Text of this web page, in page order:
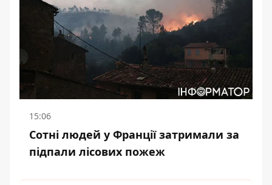
15:06
Сотні людей у Франції затримали за
підпали лісових пожеж